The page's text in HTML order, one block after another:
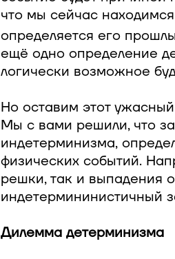
что мы сейчас
определяется его
ещё одно определение
логически возможное
Но оставим этот
Мы с вами решили, что
индетерминизма,
физических событий.
решки, так и выпадения
индетермининистичный
Дилемма детерминизма